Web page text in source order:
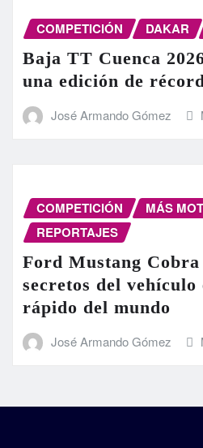
COMPETICIÓN DAKAR
Baja TT Cuenca
una edición de récord
José Armando Gómez
COMPETICIÓN
MÁS
REPORTAJES
Ford Mustang Cobra
secretos del vehículo
rápido del mundo
José Armando Gómez